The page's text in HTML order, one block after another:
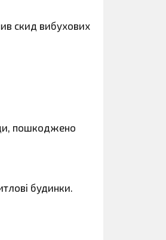
скид вибухових
пошкоджено
будинки.